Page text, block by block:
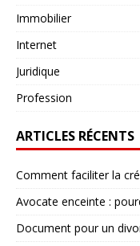
Immobilier
Internet
Juridique
Profession
ARTICLES RÉCENTS
Comment faciliter la
Avocate enceinte :
Document pour un